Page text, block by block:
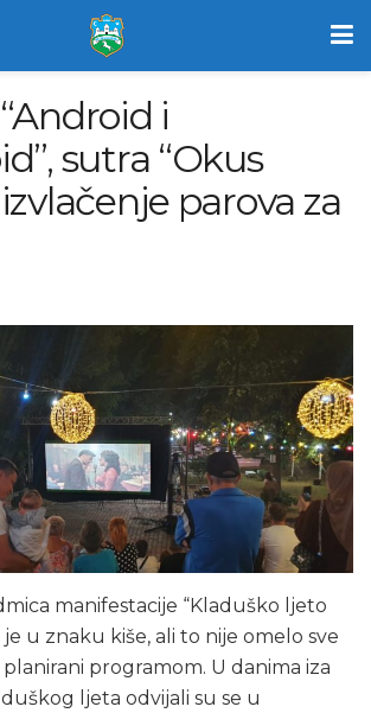
i
sutra “Okus
parova za
manifestacije “Kladuško ljeto
u znaku kiše, ali to nije omelo sve
programom. U danima iza
ljeta odvijali su se u